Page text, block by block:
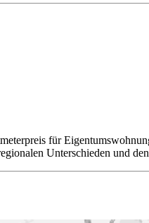
für
Unterschieden und